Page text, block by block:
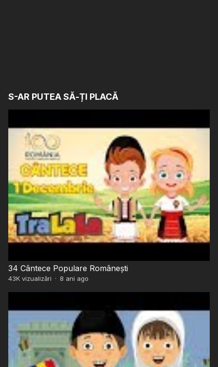
S-AR PUTEA SĂ-ȚI PLACĂ
34 Cântece Populare Românești
43Kvizualizări · 8 ani ago